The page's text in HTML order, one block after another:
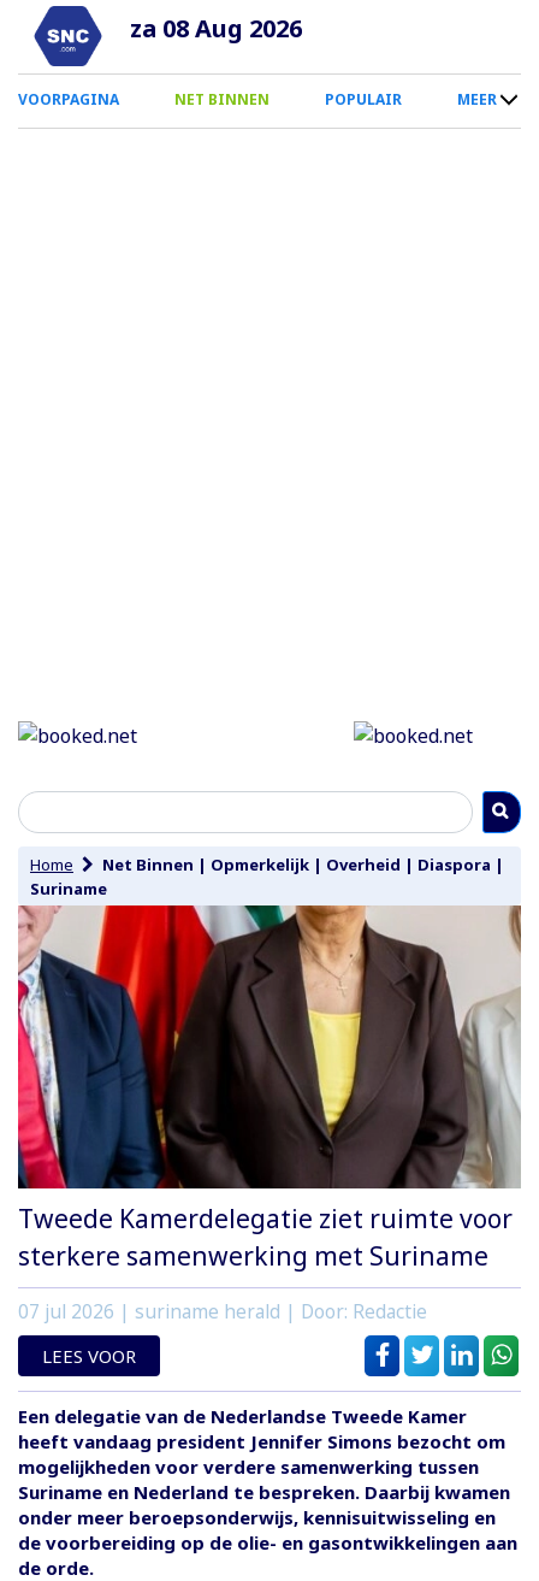
Overslaan
naar
inhoud
za 08 Aug 2026
0
Smartphone
VOORPAGINA NET BINNEN POPULAIR MEER
Home Net Binnen | Opmerkelijk | Overheid | Diaspora |
Suriname
Tweede Kamerdelegatie ziet ruimte voor
sterkere samenwerking met Suriname
07 jul 2026 | suriname herald | Door: Redactie
LEES VOOR
Een delegatie van de Nederlandse Tweede Kamer
heeft vandaag president Jennifer Simons bezocht om
mogelijkheden voor verdere samenwerking tussen
Suriname en Nederland te bespreken. Daarbij kwamen
onder meer beroepsonderwijs, kennisuitwisseling en
de voorbereiding op de olie- en gasontwikkelingen aan
de orde.